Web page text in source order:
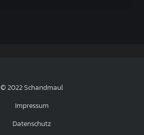
© 2022 Schandmaul
Impressum
Datenschutz